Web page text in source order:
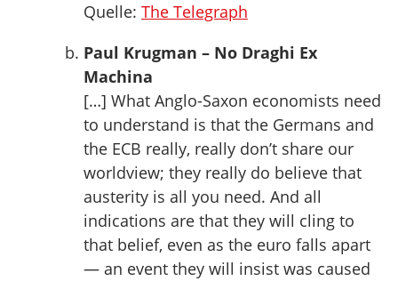
Quelle: The Telegraph
Paul Krugman – No Draghi Ex
Machina
[…] What Anglo-Saxon economists need
to understand is that the Germans and
the ECB really, really don’t share our
worldview; they really do believe that
austerity is all you need. And all
indications are that they will cling to
that belief, even as the euro falls apart
— an event they will insist was caused